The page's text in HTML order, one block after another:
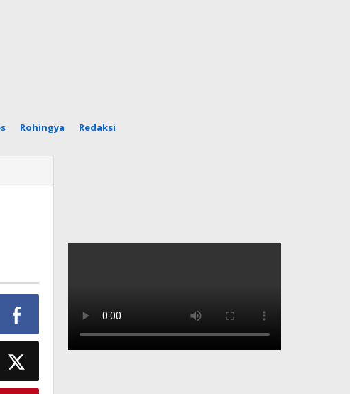
Rohingya Redaksi